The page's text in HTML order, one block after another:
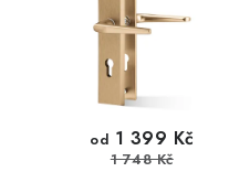
od 1 399 Kč
1 748 Kč